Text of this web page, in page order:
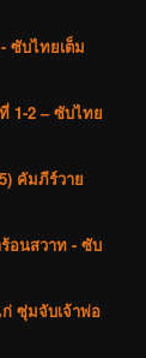
ซับไทยเต็ม
1-2 – ซับไทย
คัมภีร์วาย
อนสวาท - ซับ
ซุ่มจับเจ้าพ่อ